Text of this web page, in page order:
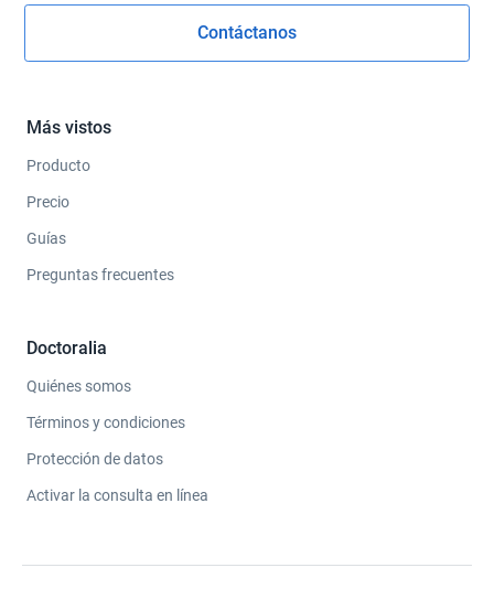
Contáctanos
Más vistos
Producto
Precio
Guías
Preguntas frecuentes
Doctoralia
Quiénes somos
Términos y condiciones
Protección de datos
Activar la consulta en línea